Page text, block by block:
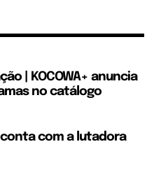
| KOCOWA+ anuncia
no catálogo
com a lutadora